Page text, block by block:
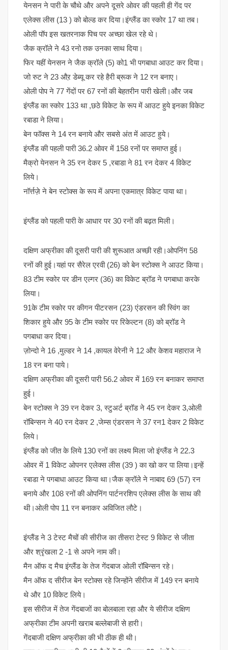
येनसन ने पारी के चौथे और अपने दूसरे ओवर की पहली ही गेंद पर
एलेक्स लीस (13 ) को बोल्ड कर दिया।इंग्लैंड का स्कोर 17 था तब।
ओली पॉप इस खतरनाक पिच पर अच्छा खेल रहे थे।
जैक क्रॉले ने 43 रनो तक उनका साथ दिया।
फिर यहीं येनसन ने जैक क्रॉले (5) को1 भी पगबाधा आउट कर दिया।
जो रुट ने 23 औऱ डेब्यू कर रहे हैरी ब्रूक ने 12 रन बनाए।
ओली पोप ने 77 गेंदों पर 67 रनों की बेहतरीन पारी खेली।और जब
इंग्लैंड का स्कोर 133 था ,छठे विकेट के रूप में आउट हुये इनका विकेट
रबाडा ने लिया।
बेन फॉक्स ने 14 रन बनाये और सबसे अंत में आउट हुये।
इंग्लैंड की पहली पारी 36.2 ओवर में 158 रनों पर समाप्त हुई।
मैक्रो येनसन ने 35 रन देकर 5 ,रबाडा ने 81 रन देकर 4 विकेट
लिये।
नॉर्त्तज़े ने बेन स्टोक्स के रूप में अपना एकमात्र विकेट पाया था।
इंग्लैंड को पहली पारी के आधार पर 30 रनों की बढ़त मिली।
दक्षिण अफ्रीका की दूसरी पारी की शुरूआत अच्छी रही।ओपनिंग 58
रनों की हुई।यहां पर सैरेल एरवी (26) को बेन स्टोक्स ने आउट किया।
83 टीम स्कोर पर डीन एल्गर (36) का विकेट ब्रॉड ने पगबाधा करके
लिया।
91के टीम स्कोर पर कीगन पीटरसन (23) एंडरसन की स्विंग का
शिकार हुये और 95 के टीम स्कोर पर रिकेल्टन (8) को ब्रॉड ने
पगबाधा कर दिया।
ज़ोन्दो ने 16 ,मुल्डर ने 14 ,कायल वेरेनी ने 12 और केशव महाराज ने
18 रन बना पाये।
दक्षिण अफ्रीका की दूसरी पारी 56.2 ओवर में 169 रन बनाकर समाप्त
हुई।
बेन स्टोक्स ने 39 रन देकर 3, स्टुअर्ट ब्रॉड ने 45 रन देकर 3,ओली
रॉबिन्सन ने 40 रन देकर 2 ,जेम्स एंडरसन ने 37 रन1 देकर 2 विकेट
लिये।
इंग्लैंड को जीत के लिये 130 रनों का लक्ष्य मिला जो इंग्लैंड ने 22.3
ओवर में 1 विकेट ओपनर एलेक्स लीस (39 ) का खो कर पा लिया।इन्हें
रबाडा ने पगबाधा आउट किया था।जैक क्रॉले ने नाबाद 69 (57) रन
बनाये और 108 रनों की ओपनिंग पार्टनरशिप एलेक्स लीस के साथ की
थी।ओली पोप 11 रन बनाकर अविजित लौटे।
इंग्लैंड ने 3 टेस्ट मैचों की सीरीज का तीसरा टेस्ट 9 विकेट से जीता
और श्रृंखला 2 -1 से अपने नाम की।
मैन ऑफ द मैच इंग्लैंड के तेज गेंदबाज ओली रॉबिन्सन रहे।
मैन ऑफ द सीरीज बेन स्टोक्स रहे जिन्होंने सीरीज में 149 रन बनाये
थे और 10 विकेट लिये।
इस सीरीज में तेज गेंदबाजों का बोलबाला रहा और ये सीरीज दक्षिण
अफ्रीका टीम अपनी खराब बल्लेबाजी से हारी।
गेंदबाजी दक्षिण अफ्रीका की भी ठीक ही थी।